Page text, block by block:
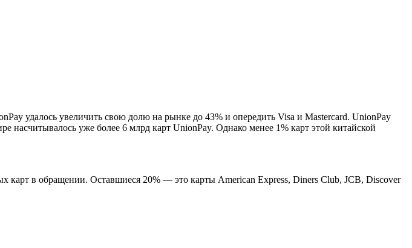
удалось увеличить свою долю на рынке до 43% и опередить Visa и Mastercard. UnionPay
насчитывалось уже более 6 млрд карт UnionPay. Однако менее 1% карт этой китайской
карт в обращении. Оставшиеся 20% — это карты American Express, Diners Club, JCB, Discover